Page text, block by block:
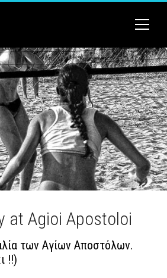
at Agioi Apostoloi
των Αγίων Αποστόλων.
!!)